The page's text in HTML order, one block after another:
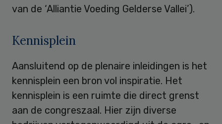
van de ‘Alliantie Voeding Gelderse Vallei’).
Kennisplein
Aansluitend op de plenaire inleidingen is het
kennisplein een bron vol inspiratie. Het
kennisplein is een ruimte die direct grenst
aan de congreszaal. Hier zijn diverse